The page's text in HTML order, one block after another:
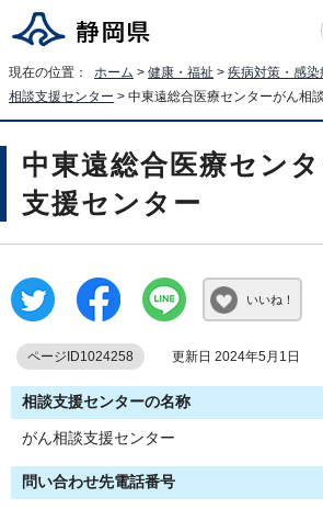
現在の位置： ホーム > 健康・福祉 > 疾病対策・感染
相談支援センター > 中東遠総合医療センターがん相
中東遠総合医療セン
支援センター
いいね！
ページID1024258 更新日 2024年5月1日
相談支援センターの名称
がん相談支援センター
問い合わせ先電話番号